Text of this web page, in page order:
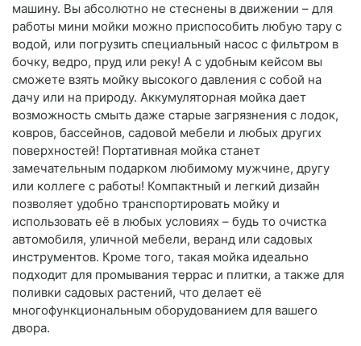
машину. Вы абсолютно не стеснены в движении – для
работы мини мойки можно приспособить любую тару с
водой, или погрузить специальный насос с фильтром в
бочку, ведро, пруд или реку! А с удобным кейсом вы
сможете взять мойку высокого давления с собой на
дачу или на природу. Аккумуляторная мойка дает
возможность смыть даже старые загрязнения с лодок,
ковров, бассейнов, садовой мебели и любых других
поверхностей! Портативная мойка станет
замечательным подарком любимому мужчине, другу
или коллеге с работы! Компактный и легкий дизайн
позволяет удобно транспортировать мойку и
использовать её в любых условиях – будь то очистка
автомобиля, уличной мебели, веранд или садовых
инструментов. Кроме того, такая мойка идеально
подходит для промывания террас и плитки, а также для
поливки садовых растений, что делает её
многофункциональным оборудованием для вашего
двора.